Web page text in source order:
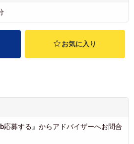
お気に入り
応募する』からアドバイザーへお問合